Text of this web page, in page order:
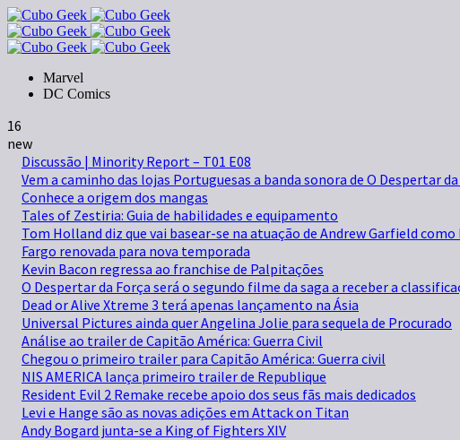
Marvel
DC Comics
16
new
Discussão | Minority Report – T01 E08
Vem a caminho das lojas Portuguesas a banda sonora de O Despertar
Conhece a origem dos mangas
Tales of Zestiria: Guia de habilidades e equipamento
Tom Holland diz que vai basear-se na atuação de Andrew Garfield
Fargo renovada para nova temporada
Kevin Bacon regressa ao franchise de Palpitações
O Despertar da Força será o segundo filme da saga a receber a
Dead or Alive Xtreme 3 terá apenas lançamento na Ásia
Universal Pictures ainda quer Angelina Jolie para sequela de Procurado
Análise ao trailer de Capitão América: Guerra Civil
Chegou o primeiro trailer para Capitão América: Guerra civil
NIS AMERICA lança primeiro trailer de Republique
Resident Evil 2 Remake recebe apoio dos seus fãs mais dedicados
Levi e Hange são as novas adições em Attack on Titan
Andy Bogard junta-se a King of Fighters XIV